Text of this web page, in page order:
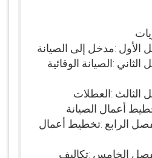
79 : الفصل الثاني :الصيانة الوقائية
الى 127 : الفصل الرابع :تخطيط أعمال
الى 137 : الفصل الخامس :تكاليف